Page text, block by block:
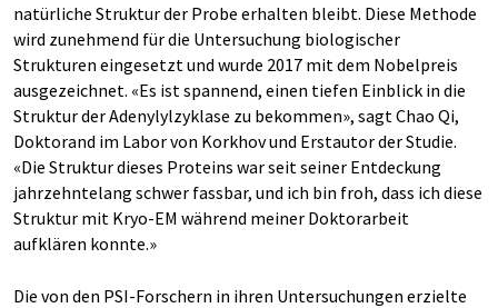
natürliche Struktur der Probe erhalten bleibt. Diese Methode
wird zunehmend für die Untersuchung biologischer
Strukturen eingesetzt und wurde 2017 mit dem Nobelpreis
ausgezeichnet. «Es ist spannend, einen tiefen Einblick in die
Struktur der Adenylylzyklase zu bekommen», sagt Chao Qi,
Doktorand im Labor von Korkhov und Erstautor der Studie.
«Die Struktur dieses Proteins war seit seiner Entdeckung
jahrzehntelang schwer fassbar, und ich bin froh, dass ich diese
Struktur mit Kryo-EM während meiner Doktorarbeit
aufklären konnte.»
Die von den PSI-Forschern in ihren Untersuchungen erzielte